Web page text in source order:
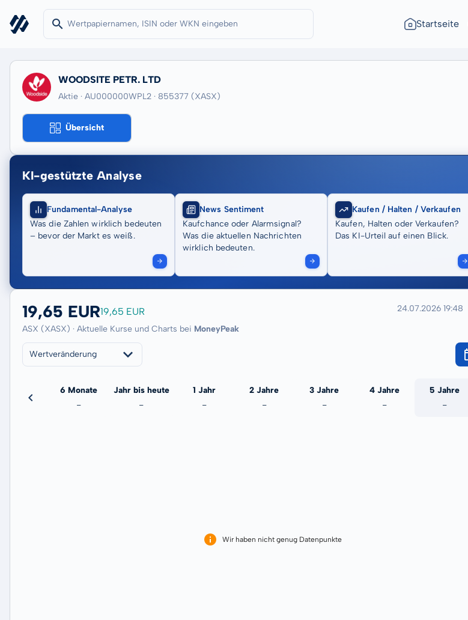
Startseite
WOODSITE PETR. LTD
Aktie · AU000000WPL2 · 855377 (XASX)
Übersicht
KI-gestützte Analyse
Fundamental-Analyse
Was die Zahlen wirklich bedeuten
– bevor der Markt es weiß.
News Sentiment
Kaufchance oder Alarmsignal?
Was die aktuellen Nachrichten
wirklich bedeuten.
Kaufen / Halten / Verkaufen
Kaufen, Halten oder Verkaufen?
Das KI-Urteil auf einen Blick.
19,65 EUR19,65 EUR
ASX (XASX) · Aktuelle Kurse und Charts bei MoneyPeak
24.07.2026 19:48
Wertveränderung
6 Monate
-
Jahr bis heute
-
1 Jahr
-
2 Jahre
-
3 Jahre
-
4 Jahre
-
5 Jahre
-
Wir haben nicht genug Datenpunkte